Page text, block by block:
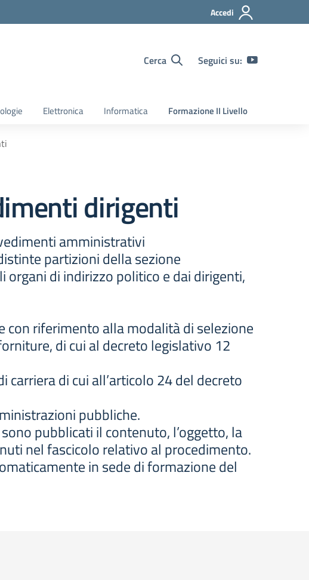
Accedi
Cerca Seguici su:
Elettronica Informatica Formazione II Livello
dirigenti
amministrativi
partizioni della sezione
di indirizzo politico e dai dirigenti,
con riferimento alla modalità di selezione
di cui al decreto legislativo 12
carriera di cui all’articolo 24 del decreto
pubbliche.
pubblicati il contenuto, l’oggetto, la
nel fascicolo relativo al procedimento.
in sede di formazione del